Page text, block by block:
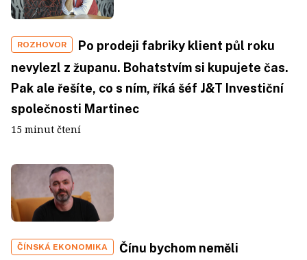
ROZHOVOR
Po prodeji fabriky klient půl roku
nevylezl z županu. Bohatstvím si kupujete čas.
Pak ale řešíte, co s ním, říká šéf J&T Investiční
společnosti Martinec
15 minut čtení
ČÍNSKÁ EKONOMIKA
Čínu bychom neměli